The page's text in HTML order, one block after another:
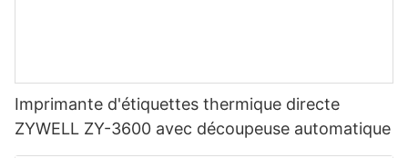
Imprimante d'étiquettes thermique directe
ZYWELL ZY-3600 avec découpeuse automatique